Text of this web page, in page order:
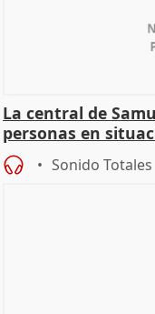
La central de
personas en
de Calor
Sonido Totales